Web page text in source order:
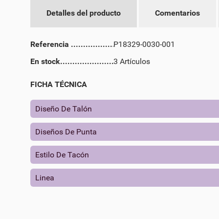
Detalles del producto Comentarios
Referencia
P18329-0030-001
En stock
3 Artículos
FICHA TÉCNICA
Diseño De Talón
Diseños De Punta
Estilo De Tacón
Linea